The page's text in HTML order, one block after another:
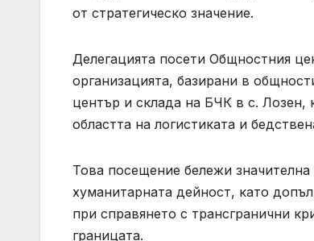
от стратегическо значение.
Делегацията посети Общностния
организацията, базирани в
център и склада на БЧК в с. Лозен,
областта на логистиката и
Това посещение бележи
хуманитарната дейност, като
при справянето с трансгранични
границата.